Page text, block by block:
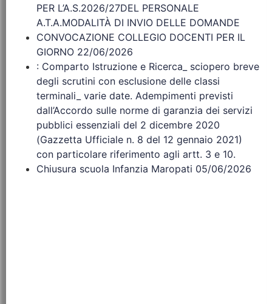
PER L’A.S.2026/27DEL PERSONALE
A.T.A.MODALITÀ DI INVIO DELLE DOMANDE
CONVOCAZIONE COLLEGIO DOCENTI PER IL
GIORNO 22/06/2026
: Comparto Istruzione e Ricerca_ sciopero breve
degli scrutini con esclusione delle classi
terminali_ varie date. Adempimenti previsti
dall’Accordo sulle norme di garanzia dei servizi
pubblici essenziali del 2 dicembre 2020
(Gazzetta Ufficiale n. 8 del 12 gennaio 2021)
con particolare riferimento agli artt. 3 e 10.
Chiusura scuola Infanzia Maropati 05/06/2026